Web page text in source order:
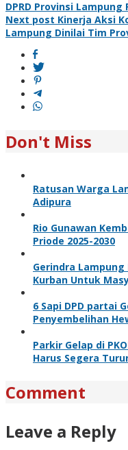
navigation
DPRD Provinsi Lampung
Next post Kinerja Aksi
Lampung Dinilai Tim
Don't Miss
Ratusan Warga
Adipura
Rio Gunawan
Priode 2025-2030
Gerindra Lampung
Kurban Untuk
6 Sapi DPD partai
Penyembelihan
Parkir Gelap di
Harus Segera
Comment
Leave a Reply